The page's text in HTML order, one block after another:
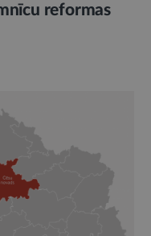
reformas